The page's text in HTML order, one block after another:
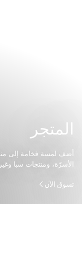
المتجر
أضف لمسة فخامة إلى
الأسرّة، ومنتجات سبا
تسوق الآن